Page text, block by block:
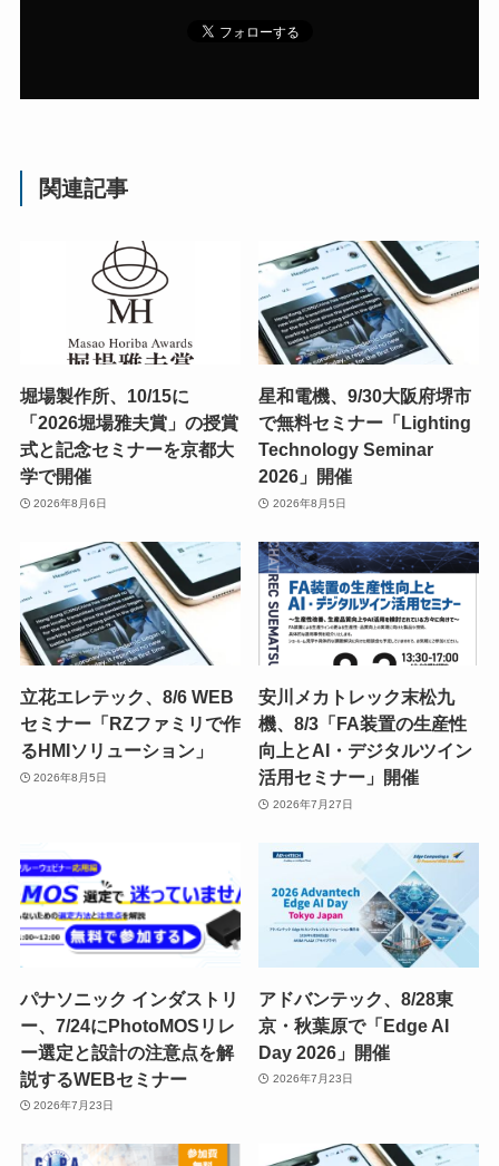
関連記事
堀場製作所、10/15に
「2026堀場雅夫賞」の授賞
式と記念セミナーを京都大
学で開催
2026年8月6日
星和電機、9/30大阪府堺市
で無料セミナー「Lighting
Technology Seminar
2026」開催
2026年8月5日
立花エレテック、8/6 WEB
セミナー「RZファミリで作
るHMIソリューション」
2026年8月5日
安川メカトレック末松九
機、8/3「FA装置の生産性
向上とAI・デジタルツイン
活用セミナー」開催
2026年7月27日
パナソニック インダストリ
ー、7/24にPhotoMOSリレ
ー選定と設計の注意点を解
説するWEBセミナー
2026年7月23日
アドバンテック、8/28東
京・秋葉原で「Edge AI
Day 2026」開催
2026年7月23日